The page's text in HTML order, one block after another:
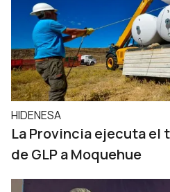
HIDENESA
La Provincia ejecuta el
de GLP a Moquehue